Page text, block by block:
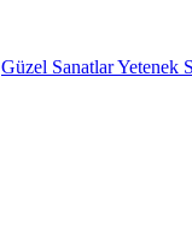
Güzel Sanatlar Yetenek